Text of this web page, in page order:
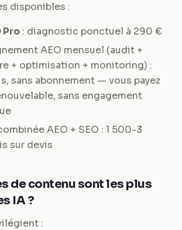
disponibles :
Pro : diagnostic ponctuel à 290 €
AEO mensuel (audit +
+ optimisation + monitoring) :
sans abonnement — vous payez
sans engagement
AEO + SEO : 1 500-3
sur devis
de contenu sont les plus
IA ?
: